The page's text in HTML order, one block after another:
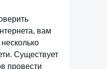
вам
Существует
провести